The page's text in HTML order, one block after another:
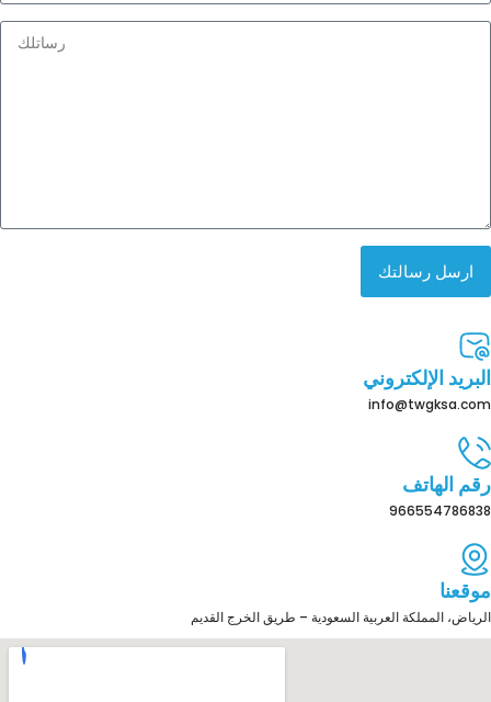
Arabia
+966
ارسل رسالتك
البريد الإلكتروني
info@twgksa.com
رقم الهاتف
966554786838
موقعنا
الرياض، المملكة العربية السعودية – طريق الخرج القديم